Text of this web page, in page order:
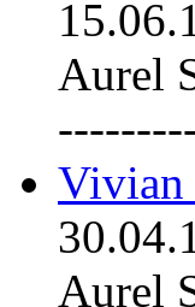
Aurel
Vivian
Aurel